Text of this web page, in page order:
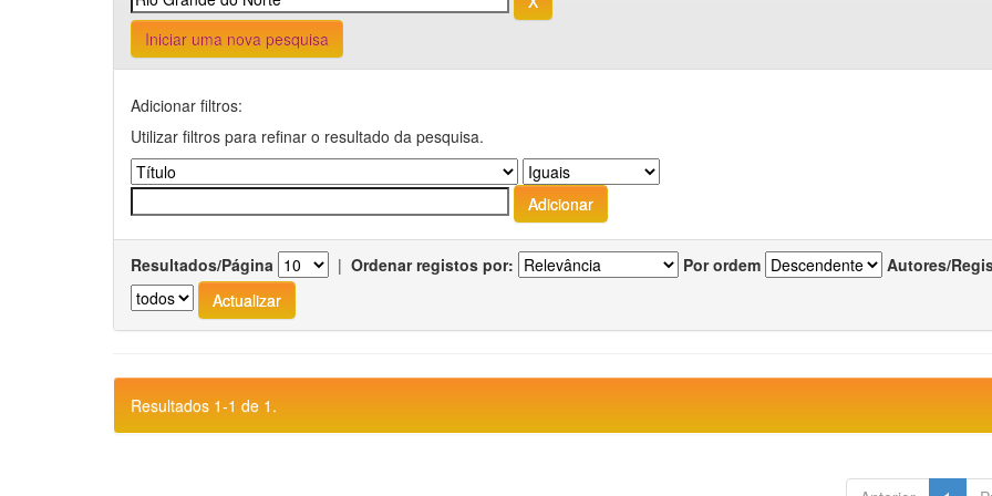
Iniciar uma nova pesquisa
Adicionar filtros:
Utilizar filtros para refinar o resultado da pesquisa.
Resultados/Página | Ordenar registos por: Por ordem Autores/
Resultados 1-1 de 1.